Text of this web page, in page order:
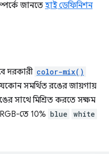
জানতেহাই ডেফিনিশন
দরকারী color-mix()
সমর্থিত রঙের জায়গায়
সাথে মিশ্রিত করতে সক্ষম
তে 10% blue white